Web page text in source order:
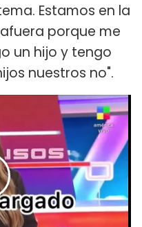
Estamos en la
porque me
un hijo y tengo
nuestros no".